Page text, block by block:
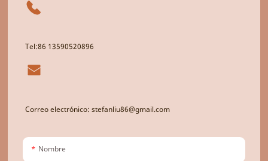
Tel:86 13590520896
Correo electrónico: stefanliu86@gmail.com
Nombre